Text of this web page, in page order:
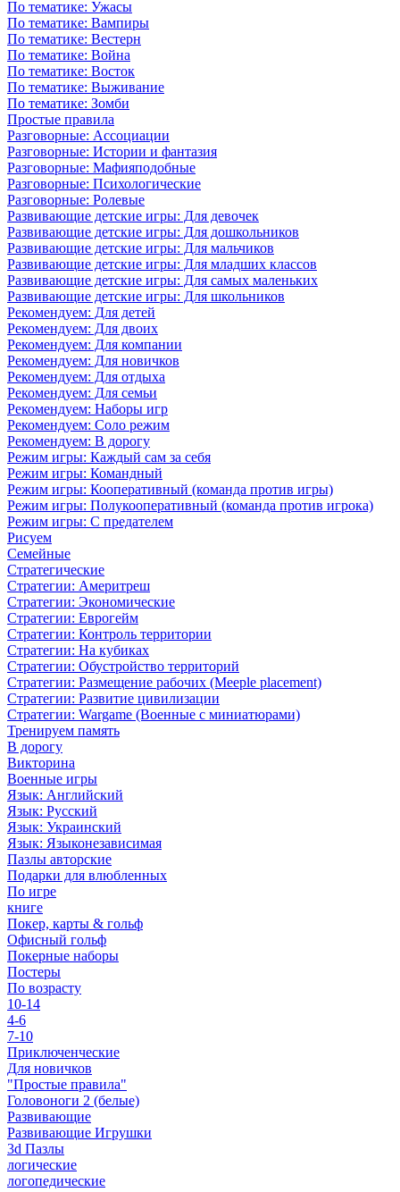
По тематике: Ужасы
По тематике: Вампиры
По тематике: Вестерн
По тематике: Война
По тематике: Восток
По тематике: Выживание
По тематике: Зомби
Простые правила
Разговорные: Ассоциации
Разговорные: Истории и фантазия
Разговорные: Мафияподобные
Разговорные: Психологические
Разговорные: Ролевые
Развивающие детские игры: Для девочек
Развивающие детские игры: Для дошкольников
Развивающие детские игры: Для мальчиков
Развивающие детские игры: Для младших классов
Развивающие детские игры: Для самых маленьких
Развивающие детские игры: Для школьников
Рекомендуем: Для детей
Рекомендуем: Для двоих
Рекомендуем: Для компании
Рекомендуем: Для новичков
Рекомендуем: Для отдыха
Рекомендуем: Для семьи
Рекомендуем: Наборы игр
Рекомендуем: Соло режим
Рекомендуем: В дорогу
Режим игры: Каждый сам за себя
Режим игры: Командный
Режим игры: Кооперативный (команда против игры)
Режим игры: Полукооперативный (команда против игрока)
Режим игры: С предателем
Рисуем
Семейные
Стратегические
Стратегии: Америтреш
Стратегии: Экономические
Стратегии: Еврогейм
Стратегии: Контроль территории
Стратегии: На кубиках
Стратегии: Обустройство территорий
Стратегии: Размещение рабочих (Meeple placement)
Стратегии: Развитие цивилизации
Стратегии: Wargame (Военные с миниатюрами)
Тренируем память
В дорогу
Викторина
Военные игры
Язык: Английский
Язык: Русский
Язык: Украинский
Язык: Языконезависимая
Пазлы авторские
Подарки для влюбленных
По игре
книге
Покер, карты & гольф
Офисный гольф
Покерные наборы
Постеры
По возрасту
10-14
4-6
7-10
Приключенческие
Для новичков
"Простые правила"
Головоноги 2 (белые)
Развивающие
Развивающие Игрушки
3d Пазлы
логические
логопедические